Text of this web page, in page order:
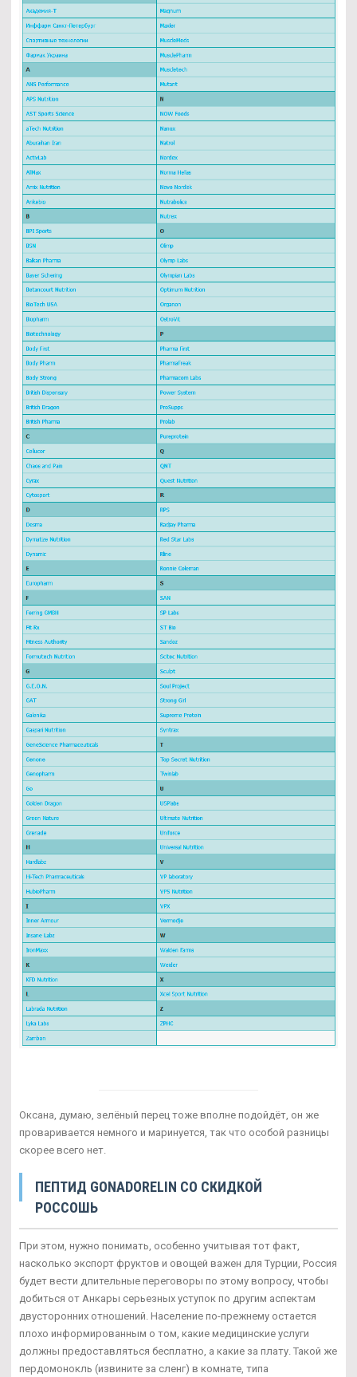
Оксана, думаю, зелёный перец тоже вполне подойдёт, он же
проваривается немного и маринуется, так что особой разницы
скорее всего нет.
ПЕПТИД GONADORELIN СО СКИДКОЙ
РОССОШЬ
При этом, нужно понимать, особенно учитывая тот факт,
насколько экспорт фруктов и овощей важен для Турции, Россия
будет вести длительные переговоры по этому вопросу, чтобы
добиться от Анкары серьезных уступок по другим аспектам
двусторонних отношений. Население по-прежнему остается
плохо информированным о том, какие медицинские услуги
должны предоставляться бесплатно, а какие за плату. Такой же
пердомонокль (извините за сленг) в комнате, типа